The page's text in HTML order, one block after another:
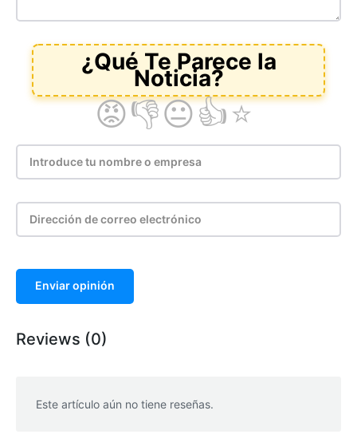
Enviar opinión
Reviews (0)
Este artículo aún no tiene reseñas.